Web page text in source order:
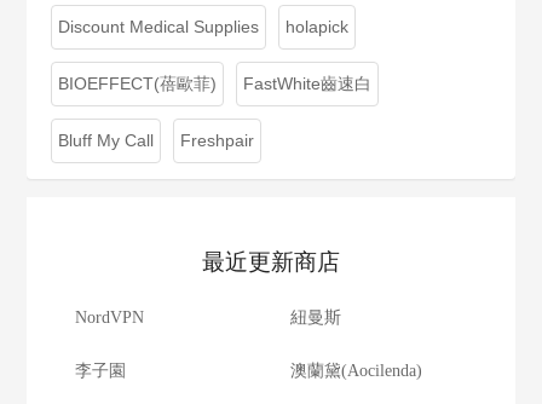
Discount Medical Supplies holapick
BIOEFFECT(蓓歐菲) FastWhite齒速白
Bluff My Call Freshpair
最近更新商店
NordVPN 紐曼斯
李子園 澳蘭黛(Aocilenda)